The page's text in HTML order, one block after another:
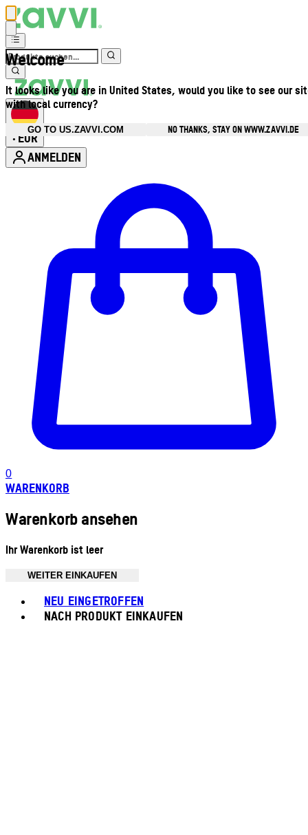
Welcome
It looks like you are in United States, would you like to see our
with local currency?
GO TO US.ZAVVI.COM
NO THANKS, STAY ON WWW.ZAVVI.DE
• EUR
ANMELDEN
0
WARENKORB
Warenkorb ansehen
Ihr Warenkorb ist leer
WEITER EINKAUFEN
NEU EINGETROFFEN
NACH PRODUKT EINKAUFEN